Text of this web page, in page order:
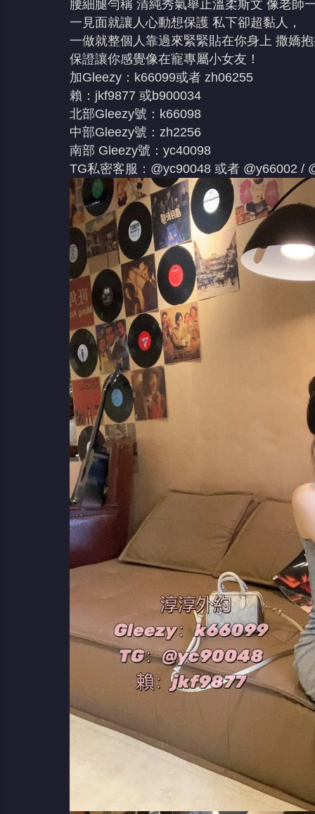
腰細腿勻稱 清純秀氣舉止溫柔斯文 像老師
一見面就讓人心動想保護 私下卻超黏人，
一做就整個人靠過來緊緊貼在你身上 撒嬌
保證讓你感覺像在寵專屬小女友！
加Gleezy：k66099或者 zh06255
賴：jkf9877 或b900034
北部Gleezy號：k66098
中部Gleezy號：zh2256
南部 Gleezy號：yc40098
TG私密客服：@yc90048 或者 @y66002 /